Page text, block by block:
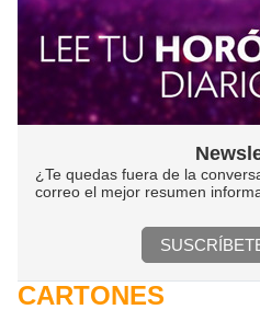
¿Te quedas fuera de la
correo el mejor resumen
CARTONES